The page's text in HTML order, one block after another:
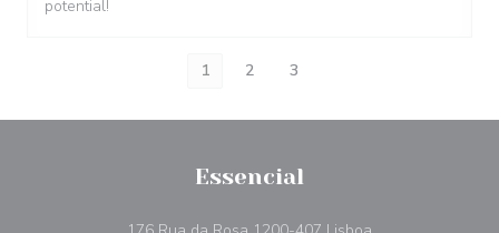
potential!
1 2 3
Essencial